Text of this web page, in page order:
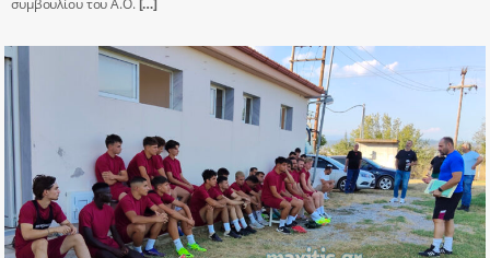
συμβουλίου του Α.Ο.[…]